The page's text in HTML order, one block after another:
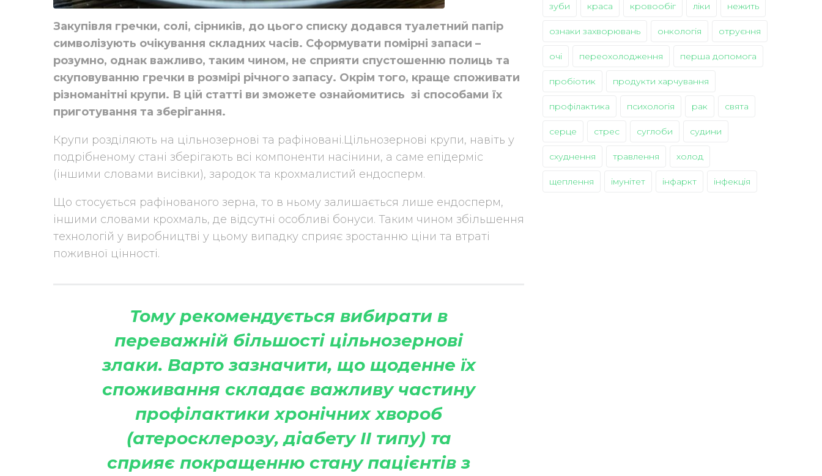
Закупівля гречки, солі, сірників, до цього списку додався туалетний папір
символізують очікування складних часів. Сформувати помірні запаси –
розумно, однак важливо, таким чином, не сприяти спустошенню полиць та
скуповуванню гречки в розмірі річного запасу. Окрім того, краще споживати
різноманітні крупи. В цій статті ви зможете ознайомитись зі способами їх
приготування та зберігання.
Крупи розділяють на цільнозернові та рафіновані.Цільнозернові крупи, навіть у
подрібненому стані зберігають всі компоненти насінини, а саме епідерміс
(іншими словами висівки), зародок та крохмалистий ендосперм.
Що стосується рафінованого зерна, то в ньому залишається лише ендосперм,
іншими словами крохмаль, де відсутні особливі бонуси. Таким чином збільшення
технологій у виробництві у цьому випадку сприяє зростанню ціни та втраті
поживної цінності.
Тому рекомендується вибирати в
переважній більшості цільнозернові
злаки. Варто зазначити, що щоденне їх
споживання складає важливу частину
профілактики хронічних хвороб
(атеросклерозу, діабету ІІ типу) та
сприяє покращенню стану пацієнтів з
зуби краса кровообіг ліки нежить
ознаки захворювань онкологія отруєння
очі переохолодження перша допомога
пробіотик продукти харчування
профілактика психологія рак свята
серце стрес суглоби судини
схуднення травлення холод
щеплення імунітет інфаркт інфекція